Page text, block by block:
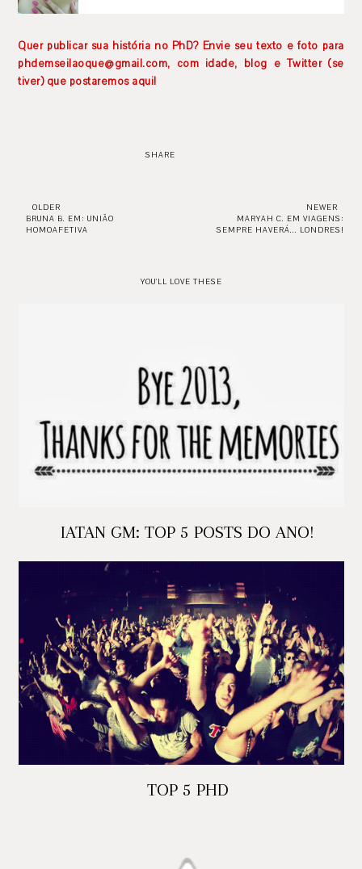
Quer publicar sua história no PhD? Envie seu texto e foto para
phdemseilaoque@gmail.com, com idade, blog e Twitter (se
tiver) que postaremos aqui!
SHARE
OLDER
BRUNA B. EM: UNIÃO
HOMOAFETIVA
NEWER
MARYAH C. EM VIAGENS:
SEMPRE HAVERÁ... LONDRES!
YOU'LL LOVE THESE
IATAN GM: TOP 5 POSTS DO ANO!
TOP 5 PHD